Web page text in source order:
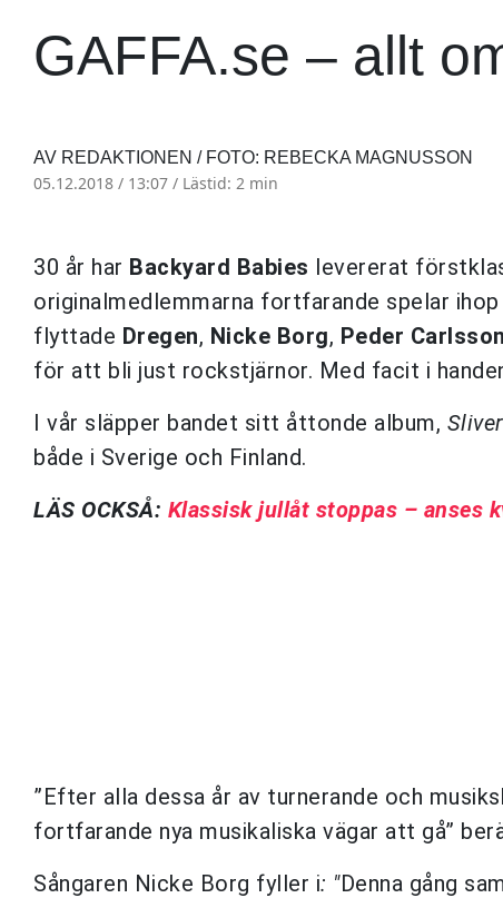
GAFFA.se – allt
AV REDAKTIONEN / FOTO: REBECKA MAGNUSSON
05.12.2018 / 13:07 / Lästid: 2 min
30 år har Backyard Babies levererat
originalmedlemmarna fortfarande spelar
flyttade Dregen, Nicke Borg, Peder Carlsson
för att bli just rockstjärnor. Med facit i
I vår släpper bandet sitt åttonde album,
både i Sverige och Finland.
LÄS OCKSÅ: Klassisk jullåt stoppas – anses
”Efter alla dessa år av turnerande och
fortfarande nya musikaliska vägar att gå”
Sångaren Nicke Borg fyller i: "Denna gång